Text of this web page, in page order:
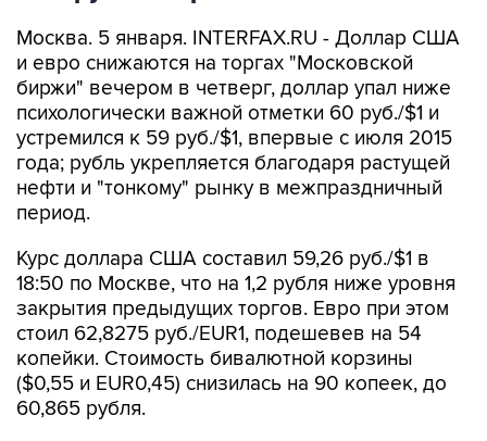
Москва. 5 января. INTERFAX.RU - Доллар США
и евро снижаются на торгах "Московской
биржи" вечером в четверг, доллар упал ниже
психологически важной отметки 60 руб./$1 и
устремился к 59 руб./$1, впервые с июля 2015
года; рубль укрепляется благодаря растущей
нефти и "тонкому" рынку в межпраздничный
период.
Курс доллара США составил 59,26 руб./$1 в
18:50 по Москве, что на 1,2 рубля ниже уровня
закрытия предыдущих торгов. Евро при этом
стоил 62,8275 руб./EUR1, подешевев на 54
копейки. Стоимость бивалютной корзины
($0,55 и EUR0,45) снизилась на 90 копеек, до
60,865 рубля.